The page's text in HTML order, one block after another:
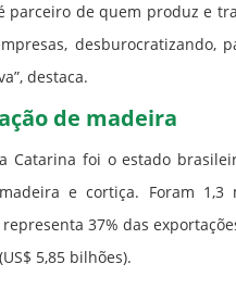
parceiro de quem produz e
desburocratizando,
destaca.
de madeira
Catarina foi o estado
e cortiça. Foram
37% das
5,85 bilhões).